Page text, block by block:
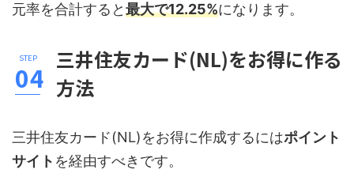
元率を合計すると最大で12.25%になります。
三井住友カード(NL)をお得に作る
方法
三井住友カード(NL)をお得に作成するにはポイント
サイト を経由すべきです。